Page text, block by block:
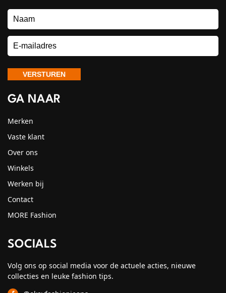
GA NAAR
Merken
Vaste klant
Over ons
Winkels
Werken bij
Contact
MORE Fashion
SOCIALS
Volg ons op social media voor de actuele acties, nieuwe
collecties en leuke fashion tips.